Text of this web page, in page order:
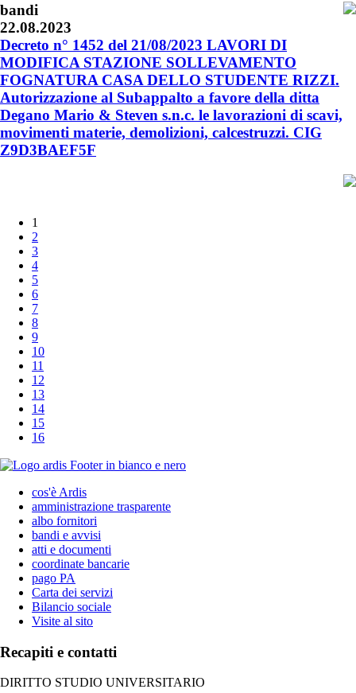
bandi
22.08.2023
Decreto n° 1452 del 21/08/2023 LAVORI DI
MODIFICA STAZIONE SOLLEVAMENTO
FOGNATURA CASA DELLO STUDENTE RIZZI.
Autorizzazione al Subappalto a favore della ditta
Degano Mario & Steven s.n.c. le lavorazioni di scavi,
movimenti materie, demolizioni, calcestruzzi. CIG
Z9D3BAEF5F
1
2
3
4
5
6
7
8
9
10
11
12
13
14
15
16
cos'è Ardis
amministrazione trasparente
albo fornitori
bandi e avvisi
atti e documenti
coordinate bancarie
pago PA
Carta dei servizi
Bilancio sociale
Visite al sito
Recapiti e contatti
DIRITTO STUDIO UNIVERSITARIO